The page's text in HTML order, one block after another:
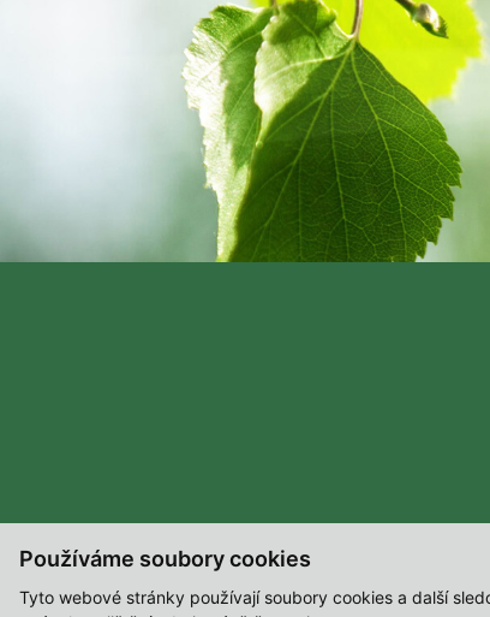
Používáme soubory cookies
Tyto webové stránky používají soubory cookies a další